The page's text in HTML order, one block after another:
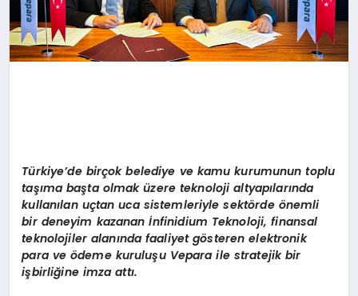
Türkiye’de birçok belediye ve kamu kurumunun toplu
taşıma başta olmak üzere teknoloji altyapılarında
kullanılan uçtan uca sistemleriyle sektörde önemli
bir deneyim kazanan İnfinidium Teknoloji, finansal
teknolojiler alanında faaliyet gösteren elektronik
para ve ödeme kuruluşu Vepara ile stratejik bir
işbirliğine imza attı.